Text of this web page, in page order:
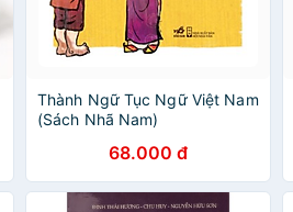
Thành Ngữ Tục Ngữ Việt Nam
(Sách Nhã Nam)
68.000 đ